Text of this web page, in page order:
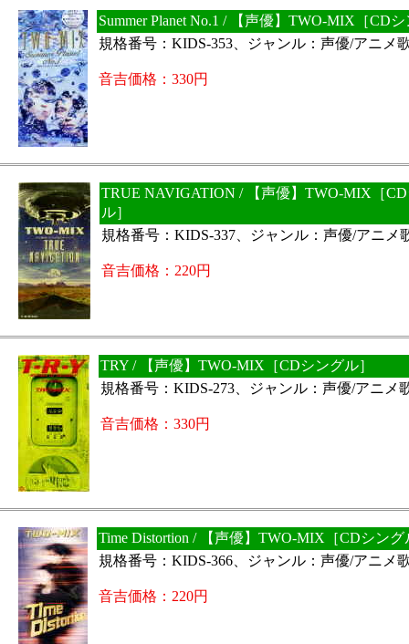
Summer Planet No.1 / 【声優】TWO-MIX［CD
規格番号：KIDS-353、ジャンル：声優/アニメ
音吉価格：330円
TRUE NAVIGATION / 【声優】TWO-MIX［
ル］
規格番号：KIDS-337、ジャンル：声優/アニメ
音吉価格：220円
TRY / 【声優】TWO-MIX［CDシングル］
規格番号：KIDS-273、ジャンル：声優/アニメ
音吉価格：330円
Time Distortion / 【声優】TWO-MIX［CDシング
規格番号：KIDS-366、ジャンル：声優/アニメ
音吉価格：220円